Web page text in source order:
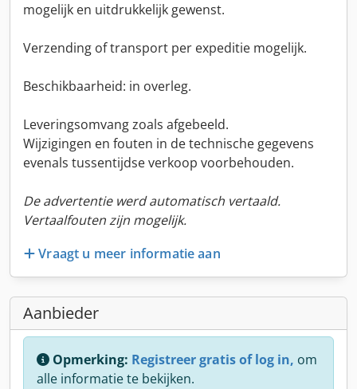
mogelijk en uitdrukkelijk gewenst.
Verzending of transport per expeditie mogelijk.
Beschikbaarheid: in overleg.
Leveringsomvang zoals afgebeeld.
Wijzigingen en fouten in de technische gegevens
evenals tussentijdse verkoop voorbehouden.
De advertentie werd automatisch vertaald.
Vertaalfouten zijn mogelijk.
Vraagt u meer informatie aan
Aanbieder
Opmerking: Registreer gratis of log in, om
alle informatie te bekijken.